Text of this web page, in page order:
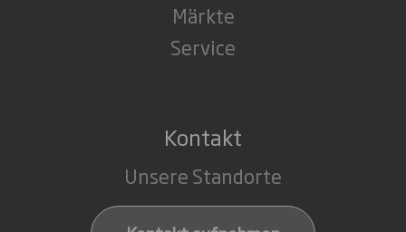
Märkte
Service
Kontakt
Unsere Standorte